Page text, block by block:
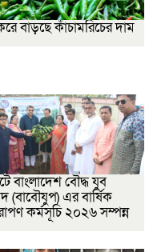
বাড়ছে কাঁচামরিচের দাম
বাংলাদেশ বৌদ্ধ যুব
(বাবৌযুপ) এর বার্ষিক
কর্মসূচি ২০২৬ সম্পন্ন